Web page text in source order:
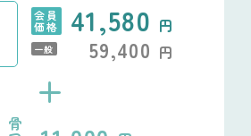
会員
価格 41,580 円
一般 59,400 円
+
骨